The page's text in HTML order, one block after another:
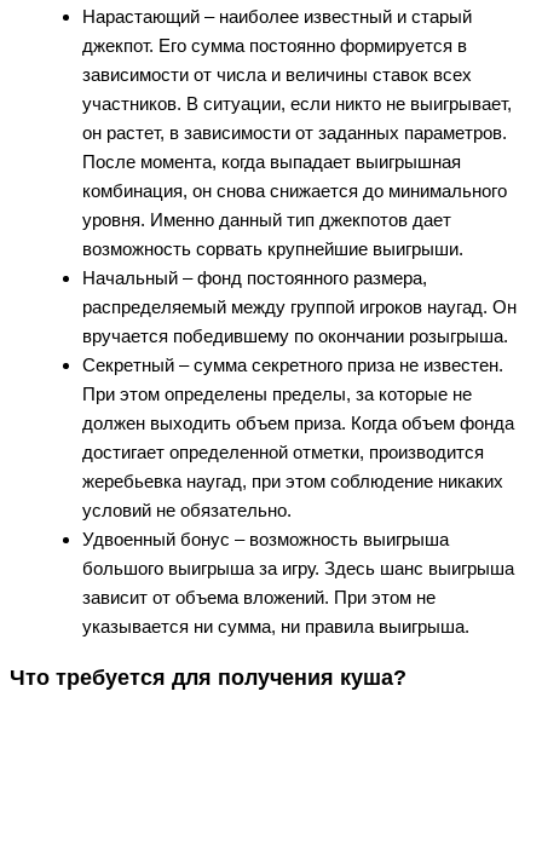
Нарастающий – наиболее известный и старый
джекпот. Его сумма постоянно формируется в
зависимости от числа и величины ставок всех
участников. В ситуации, если никто не выигрывает,
он растет, в зависимости от заданных параметров.
После момента, когда выпадает выигрышная
комбинация, он снова снижается до минимального
уровня. Именно данный тип джекпотов дает
возможность сорвать крупнейшие выигрыши.
Начальный – фонд постоянного размера,
распределяемый между группой игроков наугад. Он
вручается победившему по окончании розыгрыша.
Секретный – сумма секретного приза не известен.
При этом определены пределы, за которые не
должен выходить объем приза. Когда объем фонда
достигает определенной отметки, производится
жеребьевка наугад, при этом соблюдение никаких
условий не обязательно.
Удвоенный бонус – возможность выигрыша
большого выигрыша за игру. Здесь шанс выигрыша
зависит от объема вложений. При этом не
указывается ни сумма, ни правила выигрыша.
Что требуется для получения куша?